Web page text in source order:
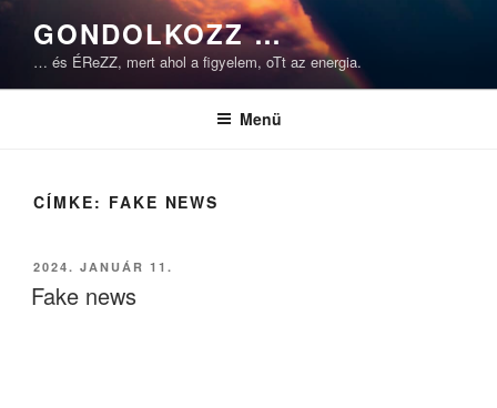
Tartalomhoz
GONDOLKOZZ …
… és ÉReZZ, mert ahol a figyelem, oTt az energia.
Menü
CÍMKE: FAKE NEWS
BEKÜLDVE:
2024. JANUÁR 11.
Fake news